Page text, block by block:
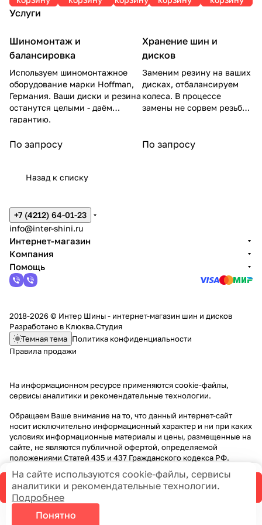
Услуги
Шиномонтаж и
балансировка
Используем шиномонтажное
оборудование марки Hoffman,
Германия. Ваши диски и резина
останутся целыми - даём
гарантию.
По запросу
Хранение шин и
дисков
Заменим резину на ваших
дисках, отбалансируем
колеса. В процессе
замены не сорвем резьбу
По запросу
Назад к списку
В корзину
+7 (4212) 64-01-23
info@inter-shini.ru
Интернет-магазин
Компания
Помощь
2018-2026 © Интер Шины - интернет-магазин шин и дисков
Разработано в Клюква.Студия
Темная тема Политика конфиденциальности
Правила продажи
На информационном ресурсе применяютсяcookie-файлы,
сервисы аналитики и рекомендательные технологии.
Обращаем Ваше внимание на то, что данный интернет-сайт
носит исключительно информационный характер и ни при каких
условиях информационные материалы и цены, размещенные на
сайте, не являются публичной офертой, определяемой
положениями Статей 435 и 437 Гражданского кодекса РФ.
На сайте используются cookie-файлы, сервисы
аналитики и рекомендательные технологии.
Подробнее
Понятно